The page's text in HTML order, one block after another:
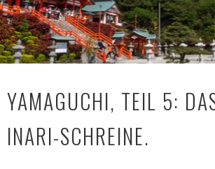
YAMAGUCHI, TEIL 5:
INARI-SCHREINE.